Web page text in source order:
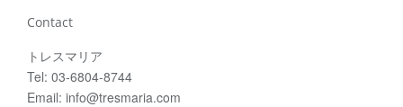
Contact
トレスマリア
Tel: 03-6804-8744
Email: info@tresmaria.com